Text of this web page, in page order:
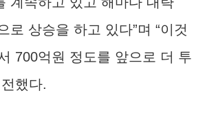
로 상승을 하고 있다”며 “이것
700억원 정도를 앞으로 더 투
했다.